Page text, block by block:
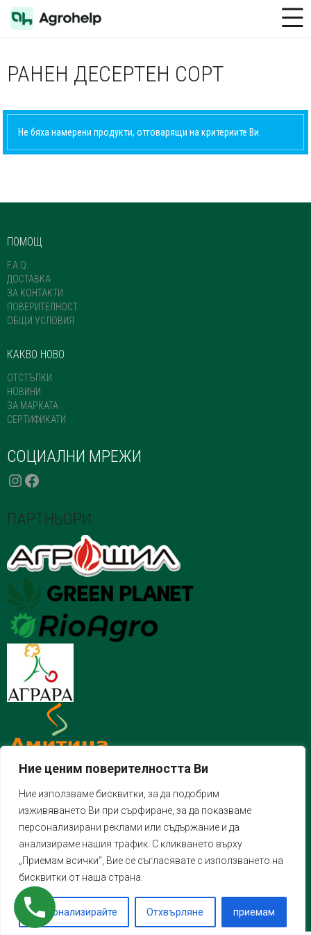
Ние ценим поверителността Ви
Ние използваме бисквитки, за да подобрим
изживяването Ви при сърфиране, за да показваме
персонализирани реклами или съдържание и да
анализираме нашия трафик. С кликването върху
„Приемам всички“, Вие се съгласявате с използването на
бисквитки от наша страна.
Персонализирайте Отхвърляне приемам
Toggle Menu
РАНЕН ДЕСЕРТЕН СОРТ
Не бяха намерени продукти, отговарящи на критериите Ви.
ПОМОЩ
F.A.Q.
ДОСТАВКА
ЗА КОНТАКТИ
ПОВЕРИТЕЛНОСТ
ОБЩИ УСЛОВИЯ
КАКВО НОВО
ОТСТЪПКИ
НОВИНИ
ЗА МАРКАТА
СЕРТИФИКАТИ
СОЦИАЛНИ МРЕЖИ
INSTAGRAM
FACEBOOK
ПАРТНЬОРИ